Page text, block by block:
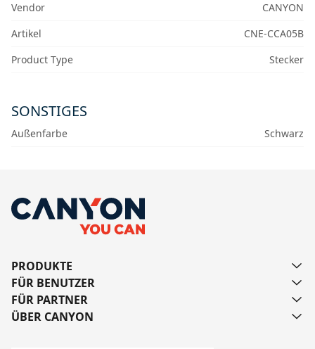
Vendor
CANYON
Artikel
CNE-CCA05B
Product Type
Stecker
SONSTIGES
Außenfarbe Schwarz
PRODUKTE
FÜR BENUTZER
FÜR PARTNER
ÜBER CANYON